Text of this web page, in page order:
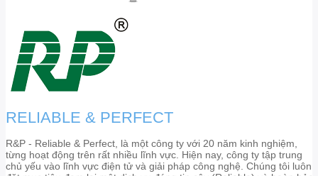
RELIABLE & PERFECT
R&P - Reliable & Perfect, là một công ty với 20 năm kinh nghiệm,
từng hoạt động trên rất nhiều lĩnh vực. Hiện nay, công ty tập trung
chủ yếu vào lĩnh vực điện tử và giải pháp công nghệ. Chúng tôi luôn